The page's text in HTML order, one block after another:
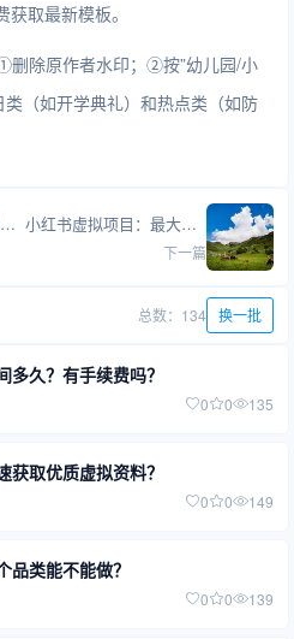
取最新模板。
删除原作者水印；②按”幼儿园/小
（如开学典礼）和热点类（如防
小红书虚拟项目：虚拟商品上架要注意哪些平台规则？ 小红书虚拟项目：最大的风险是什么？怎么避免？
下一篇
总数：134 换一批
久？有手续费吗？
0 0 135
取优质虚拟资料？
0 0 149
品类能不能做？
0 0 139